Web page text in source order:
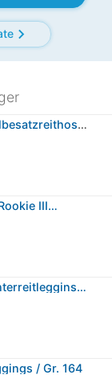
chevron_right
Kinder-Grip-Vollbesatzreithose…
III…
/ Gr. 164